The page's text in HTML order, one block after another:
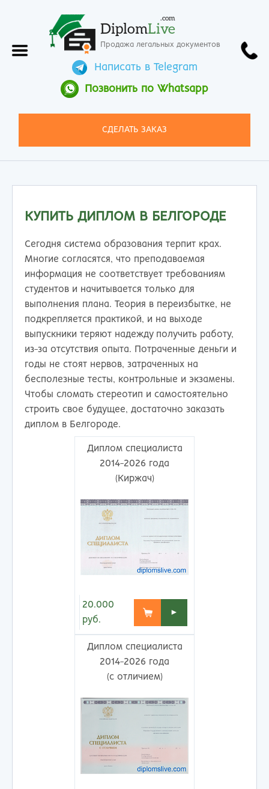
DiplomLive
.com
Продажа легальных документов
Написать в Telegram
Позвонить по Whatsapp
СДЕЛАТЬ ЗАКАЗ
КУПИТЬ ДИПЛОМ В БЕЛГОРОДЕ
Сегодня система образования терпит крах.
Многие согласятся, что преподаваемая
информация не соответствует требованиям
студентов и начитывается только для
выполнения плана. Теория в переизбытке, не
подкрепляется практикой, и на выходе
выпускники теряют надежду получить работу,
из-за отсутствия опыта. Потраченные деньги и
годы не стоят нервов, затраченных на
бесполезные тесты, контрольные и экзамены.
Чтобы сломать стереотип и самостоятельно
строить свое будущее, достаточно заказать
диплом в Белгороде.
Диплом специалиста
2014-2026 года
(Киржач)
20.000
руб.
►
Диплом специалиста
2014-2026 года
(с отличием)